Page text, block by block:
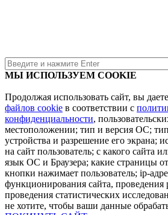
МЫ ИСПОЛЬЗУЕМ COOKIE
Продолжая использовать сайт, вы
файлов cookie в соответствии с
конфиденциальности,
местоположении; тип и версия ОС; тип
устройства и разрешение его экрана;
на сайт пользователь; с какого сайта
язык ОС и Браузера; какие страницы
кнопки нажимает пользователь; ip-
функционирования сайта, проведения
проведения статистических
не хотите, чтобы ваши данные